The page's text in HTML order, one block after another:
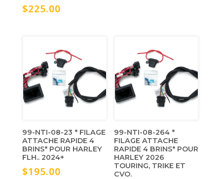
$225.00
99-NTI-08-23 * FILAGE
ATTACHE RAPIDE 4
BRINS* POUR HARLEY
FLH.. 2024+
$195.00
99-NTI-08-264 *
FILAGE ATTACHE
RAPIDE 4 BRINS* POUR
HARLEY 2026
TOURING, TRIKE ET
CVO.